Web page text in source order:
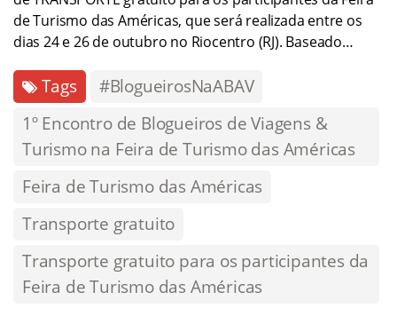
de Turismo das Américas, que será realizada entre os
dias 24 e 26 de outubro no Riocentro (RJ). Baseado…
Tags
#BlogueirosNaABAV
1º Encontro de Blogueiros de Viagens &
Turismo na Feira de Turismo das Américas
Feira de Turismo das Américas
Transporte gratuito
Transporte gratuito para os participantes da
Feira de Turismo das Américas